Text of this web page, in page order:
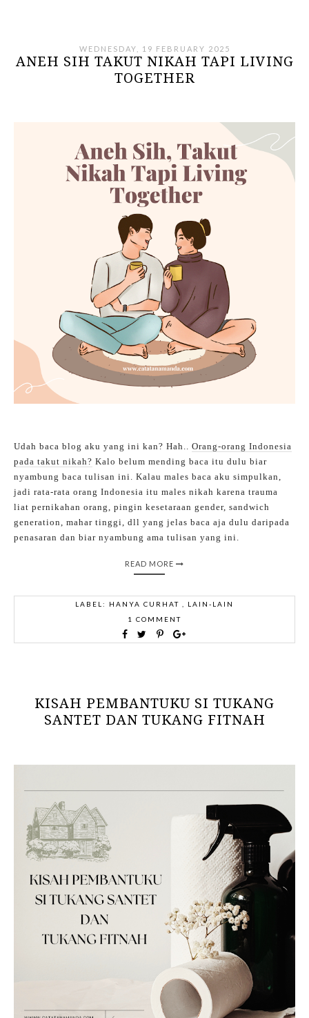
WEDNESDAY, 19 FEBRUARY 2025
ANEH SIH TAKUT NIKAH TAPI LIVING
TOGETHER
Udah baca blog aku yang ini kan? Hah.. Orang-orang Indonesia
pada takut nikah? Kalo belum mending baca itu dulu biar
nyambung baca tulisan ini. Kalau males baca aku simpulkan,
jadi rata-rata orang Indonesia itu males nikah karena trauma
liat pernikahan orang, pingin kesetaraan gender, sandwich
generation, mahar tinggi, dll yang jelas baca aja dulu daripada
penasaran dan biar nyambung ama tulisan yang ini.
READ MORE
LABEL: HANYA CURHAT , LAIN-LAIN
1 COMMENT
KISAH PEMBANTUKU SI TUKANG
SANTET DAN TUKANG FITNAH